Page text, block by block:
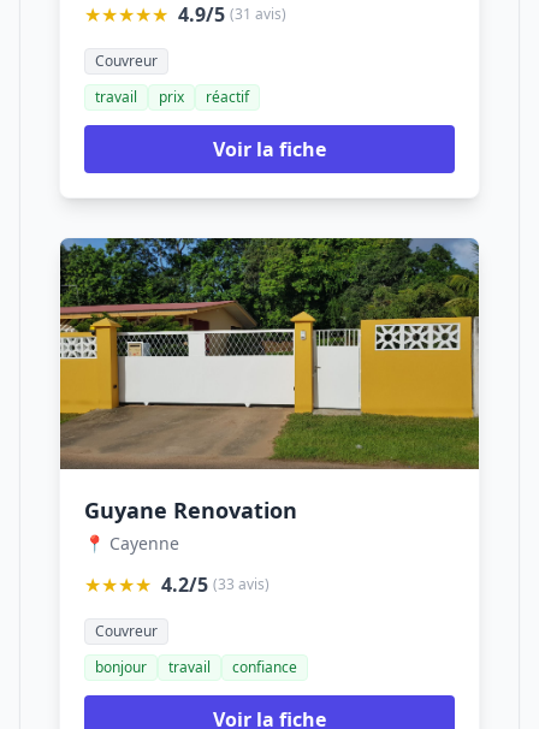
★★★★★ 4.9/5 (31 avis)
Couvreur
travail
prix réactif
Voir la fiche
Guyane Renovation
📍 Cayenne
★★★★ 4.2/5 (33 avis)
Couvreur
bonjour
travail confiance
Voir la fiche